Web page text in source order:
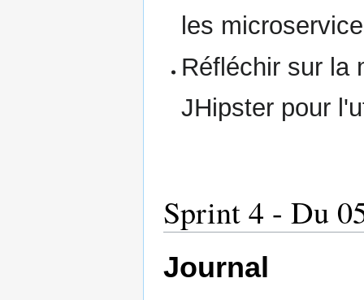
les
Réfléchir sur la
JHipster pour
Sprint 4 - Du
Journal